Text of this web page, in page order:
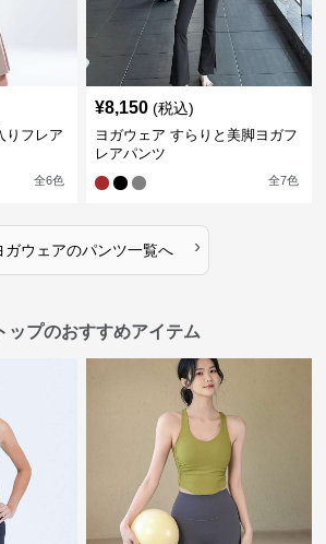
りフレア
全6色
¥8,150 (税込)
ヨガウェア すらりと美脚ヨガフ
レアパンツ
全7色
ガウェアのパンツ一覧へ ›
ップのおすすめアイテム